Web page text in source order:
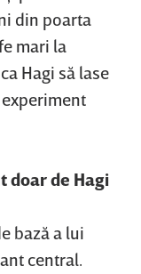
din poarta
mari la
Hagi să lase
doar de Hagi
bază a lui
central.